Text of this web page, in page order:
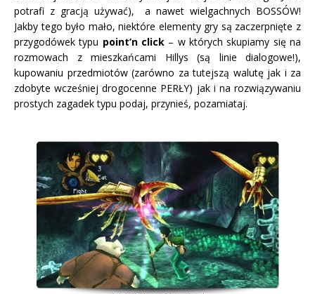
potrafi z gracją używać), a nawet wielgachnych BOSSÓW!
Jakby tego było mało, niektóre elementy gry są zaczerpnięte z
przygodówek typu point’n click – w których skupiamy się na
rozmowach z mieszkańcami Hillys (są linie dialogowe!),
kupowaniu przedmiotów (zarówno za tutejszą walutę jak i za
zdobyte wcześniej drogocenne PERŁY) jak i na rozwiązywaniu
prostych zagadek typu podaj, przynieś, pozamiataj.